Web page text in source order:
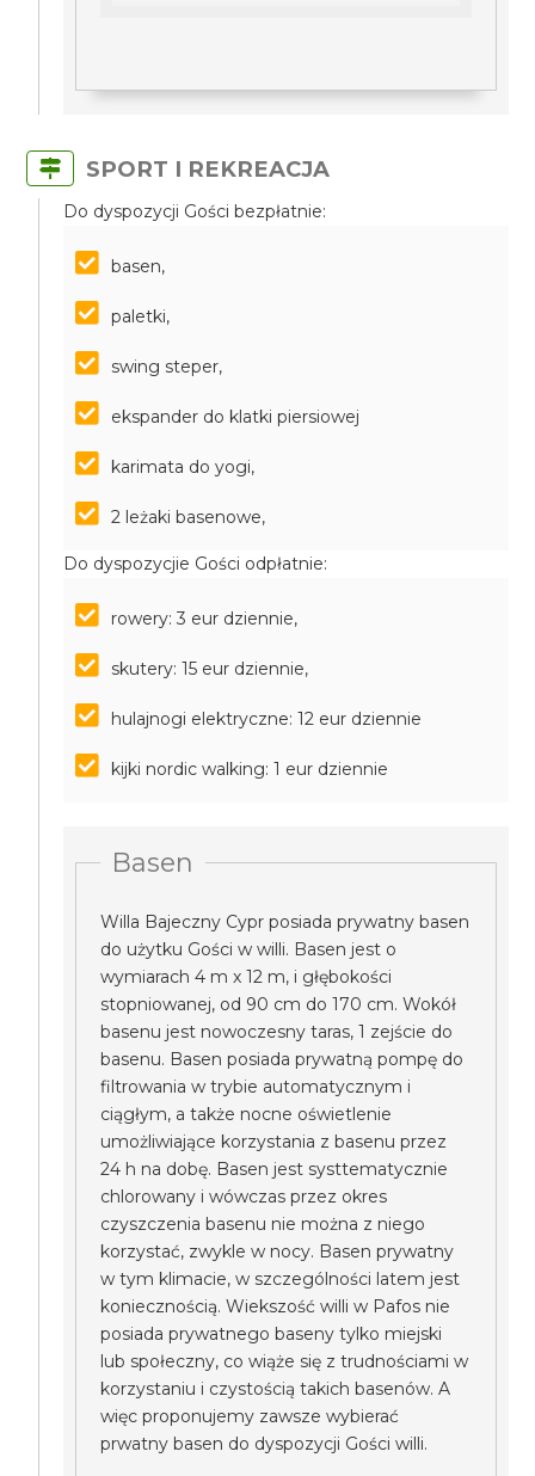
SPORT I REKREACJA
Do dyspozycji Gości bezpłatnie:
basen,
paletki,
swing steper,
ekspander do klatki piersiowej
karimata do yogi,
2 leżaki basenowe,
Do dyspozycjie Gości odpłatnie:
rowery: 3 eur dziennie,
skutery: 15 eur dziennie,
hulajnogi elektryczne: 12 eur dziennie
kijki nordic walking: 1 eur dziennie
Basen
Willa Bajeczny Cypr posiada prywatny basen
do użytku Gości w willi. Basen jest o
wymiarach 4 m x 12 m, i głębokości
stopniowanej, od 90 cm do 170 cm. Wokół
basenu jest nowoczesny taras, 1 zejście do
basenu. Basen posiada prywatną pompę do
filtrowania w trybie automatycznym i
ciągłym, a także nocne oświetlenie
umożliwiające korzystania z basenu przez
24 h na dobę. Basen jest systtematycznie
chlorowany i wówczas przez okres
czyszczenia basenu nie można z niego
korzystać, zwykle w nocy. Basen prywatny
w tym klimacie, w szczególności latem jest
koniecznością. Wiekszość willi w Pafos nie
posiada prywatnego baseny tylko miejski
lub społeczny, co wiąże się z trudnościami w
korzystaniu i czystością takich basenów. A
więc proponujemy zawsze wybierać
prwatny basen do dyspozycji Gości willi.